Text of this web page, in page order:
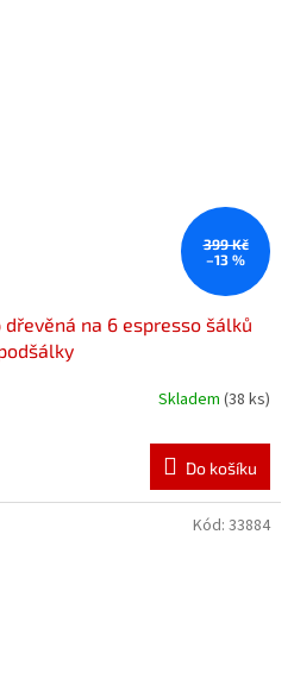
399 Kč
–13 %
na 6 espresso šálků
Skladem (38 ks)
Do košíku
Kód: 33884